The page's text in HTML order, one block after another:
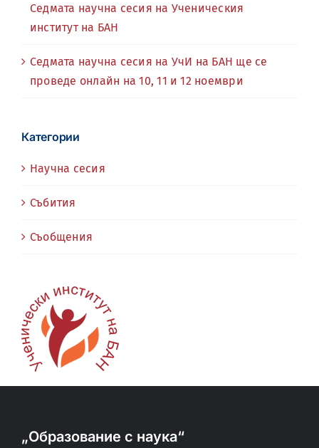
Седмата научна сесия на Ученическия
институт на БАН
Седмата научна сесия на УчИ на БАН ще се
проведе онлайн на 10, 11 и 12 ноември
Категории
Научна сесия
Събития
Съобщения
„Образование с наука“